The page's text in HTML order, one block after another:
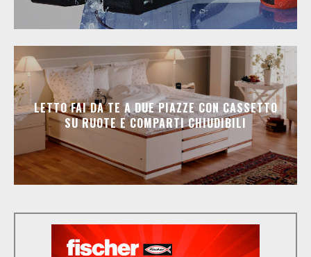
LETTO FAI DA TE A DUE PIAZZE CON CASSETTO
SU RUOTE E COMPARTI CHIUDIBILI